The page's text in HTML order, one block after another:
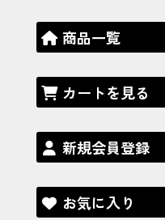
商品一覧
カートを見る
新規会員登録
お気に入り